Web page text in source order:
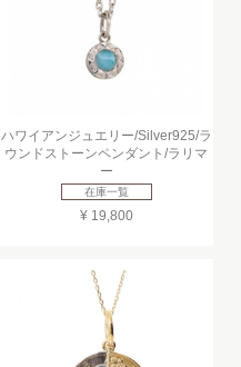
ハワイアンジュエリー/Silver925/ラ
ウンドストーンペンダント/ラリマ
ー
在庫一覧
¥ 19,800